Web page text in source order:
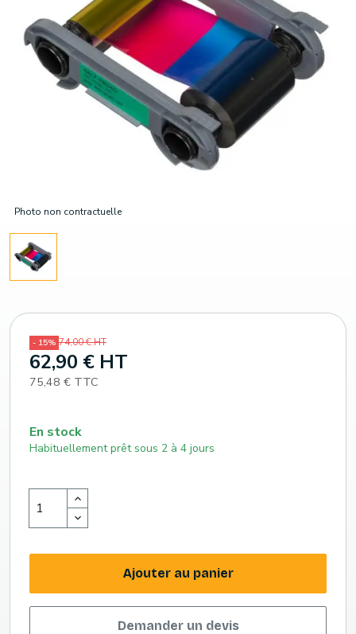
Photo non contractuelle
- 15% 74,00 € HT
62,90 € HT
75,48 € TTC
En stock
Habituellement prêt sous 2 à 4 jours
Ajouter au panier
Demander un devis